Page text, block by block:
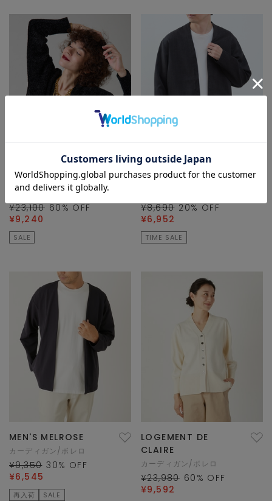
Liesse
カーディガン/ボレロ
¥23,100 60 % OFF
¥9,240
SALE
MEN'S MELROSE
¥8,690 20% OFF
¥6,952
TIME SALE
MEN'S MELROSE
カーディガン/ボレロ
¥9,350 30% OFF
¥6,545
再入荷 SALE
LOGEMENT DE
CLAIRE
カーディガン/ボレロ
¥23,980 60 % OFF
¥9,592